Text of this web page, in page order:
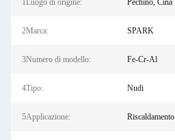
1Luogo di origine: Pechino, Cina
2Marca: SPARK
3Numero di modello: Fe-Cr-Al
4Tipo: Nudi
5Applicazione: Riscaldamento